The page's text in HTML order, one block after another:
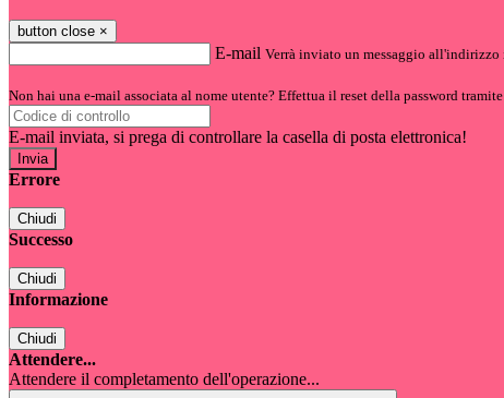
button close ×
E-mail Verrà inviato un messaggio
Non hai una e-mail associata al nome utente? Effettua il reset della password
E-mail inviata, si prega di controllare la casella di posta elettronica!
Errore
Chiudi
Successo
Chiudi
Informazione
Chiudi
Attendere...
Attendere il completamento dell'operazione...